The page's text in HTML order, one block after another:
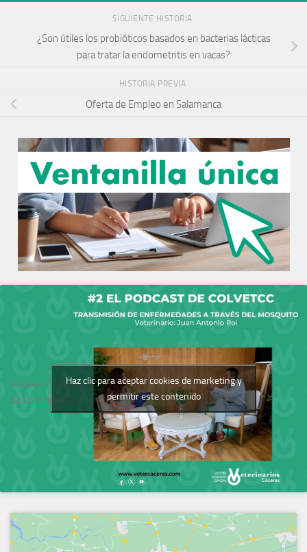
SIGUIENTE HISTORIA
¿Son útiles los probióticos basados en bacterias lácticas
para tratar la endometritis en vacas?
HISTORIA PREVIA
Oferta de Empleo en Salamanca
Podcast del Colegio
de Veterinarios
Haz clic para aceptar cookies de marketing y
permitir este contenido